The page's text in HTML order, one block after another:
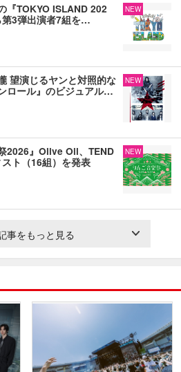
『TOKYO ISLAND 202
3弾出演者7組を…
NEW
望演じるヤンと対照的な
ロール』のビジュアル…
NEW
2026』Olive Oil、TEND
ト（16組）を発表
NEW
事をもっと見る